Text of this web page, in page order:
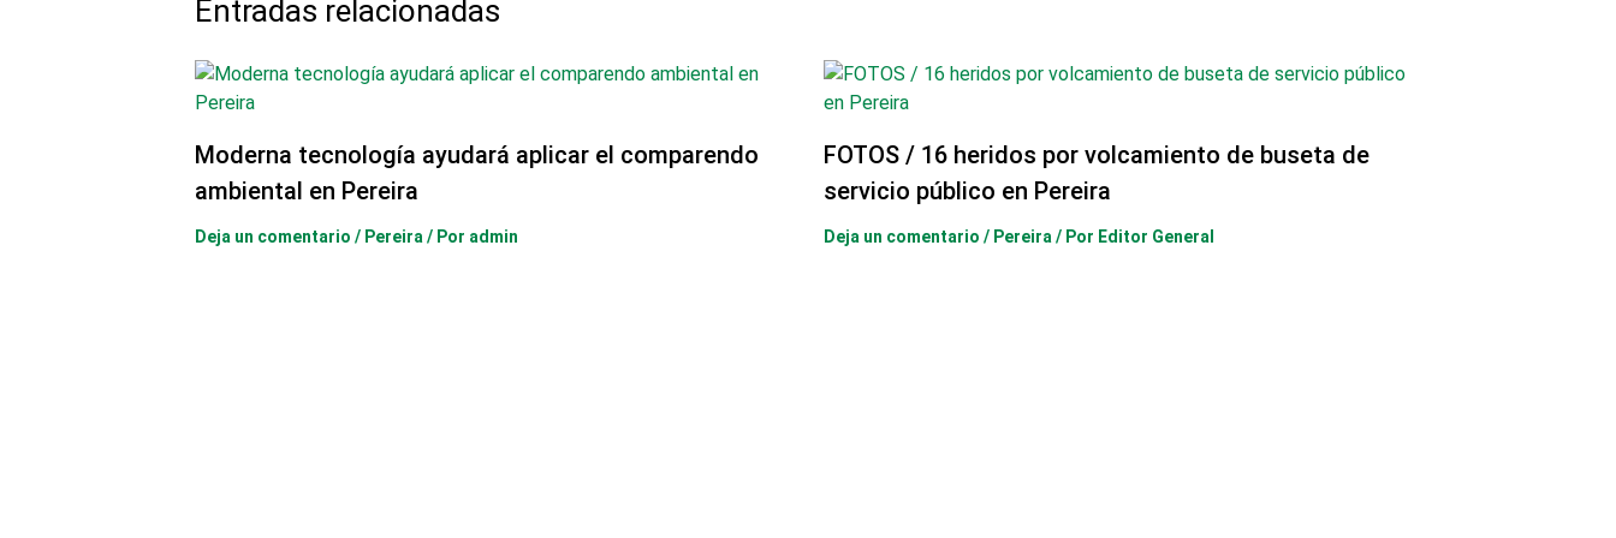
Entradas relacionadas
Moderna tecnología ayudará aplicar el comparendo
ambiental en Pereira
Deja un comentario / Pereira / Por admin
FOTOS / 16 heridos por volcamiento de buseta de
servicio público en Pereira
Deja un comentario / Pereira / Por Editor General